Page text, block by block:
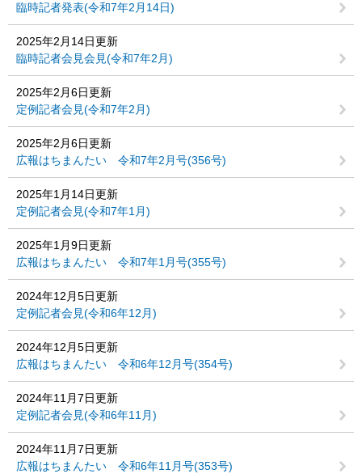
臨時記者発表(令和7年2月14日)
2025年2月14日更新
臨時記者会見会見(令和7年2月)
2025年2月6日更新
定例記者会見(令和7年2月)
2025年2月6日更新
広報はちまんたい 令和7年2月号(356号)
2025年1月14日更新
定例記者会見(令和7年1月)
2025年1月9日更新
広報はちまんたい 令和7年1月号(355号)
2024年12月5日更新
定例記者会見(令和6年12月)
2024年12月5日更新
広報はちまんたい 令和6年12月号(354号)
2024年11月7日更新
定例記者会見(令和6年11月)
2024年11月7日更新
広報はちまんたい 令和6年11月号(353号)